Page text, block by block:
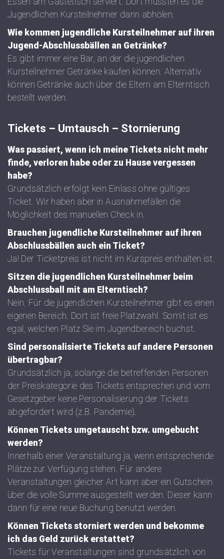
Jugendlichen Kursteilnehmer dann abholen.
Wie kommen jugendliche Kursteilnehmer auf ihren
Jugend-Abschlussbällen an Getränke?
Es gibt immer eine Bar, an der die jugendlichen
Kursteilnehmer Getränke kaufen können. Alternativ
können Getränke auch über die Eltern am Elterntisch
bestellt werden.
Tickets – Umtausch – Stornierung
Was passiert, wenn ich meine Tickets nicht mehr
finde, verloren habe oder zu Hause vergessen
habe?
Grundsätzlich erfolgt kein Einlass ohne gültiges
Ticket. Wir haben aber in Ausnahmefällen die
Möglichkeit des manuellen Check in.
Brauchen jugendliche Kursteilnehmer auf ihren
Abschlussbällen auch ein Ticket?
Ja! Der Ticketpreis ist nicht im Kurspreis enthalten ist.
Sitzen die jugendlichen Kursteilnehmer beim
Abschlussball mit am Elterntisch?
Nein. Für die jugendlichen Kursteilnehmer gibt es einen
eigenen Bereich. Dort ist freie Platzwahl. Somit ist es
egal, welchen Platz Sie im Jugendbereich buchst.
Sind personalisierte Tickets auf andere Personen
übertragbar?
Grundsätzlich ja, solange die betreffenden Personen
der Preiskategorie des Tickets entsprechen und vom
Gesetzgeber keine Personalisierung der Tickets
abgefordert wird (z.B. Pandemie).
Können Tickets umgetauscht bzw. umgebucht
werden?
Innerhalb einer Veranstaltung ja, wenn entsprechende
Plätze zur Verfügung stehen. Für andere
Veranstaltungen gleicher Art kann aber ein Gutschein
über die volle Summe ausgestellt werden. Dieser kann
dann für eine neue Buchung benutzt werden.
Können Tickets storniert werden und bekomme
ich das Geld zurück erstattet?
Tickets für Veranstaltungen sind grundsätzlich von